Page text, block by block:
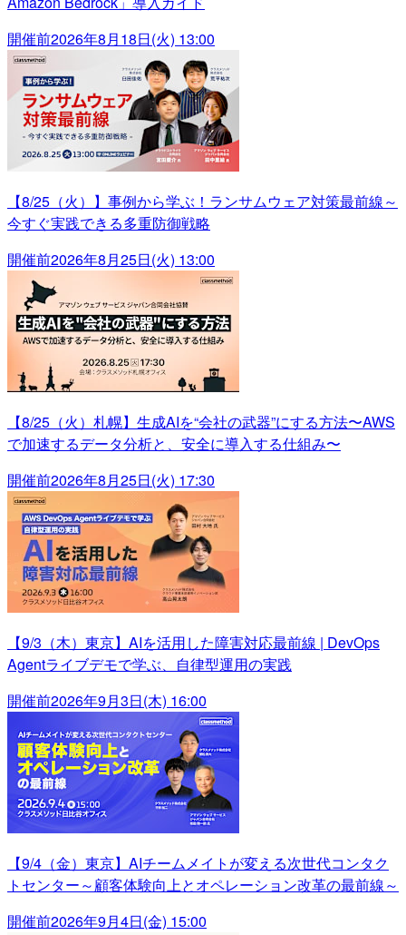
開催前2026年8月18日(火) 13:00
【8/25（火）】事例から学ぶ！ランサムウェア対策最前線～
今すぐ実践できる多重防御戦略
開催前2026年8月25日(火) 13:00
【8/25（火）札幌】生成AIを“会社の武器”にする方法〜AWS
で加速するデータ分析と、安全に導入する仕組み〜
開催前2026年8月25日(火) 17:30
【9/3（木）東京】AIを活用した障害対応最前線 | DevOps
Agentライブデモで学ぶ、自律型運用の実践
開催前2026年9月3日(木) 16:00
【9/4（金）東京】AIチームメイトが変える次世代コンタク
トセンター～顧客体験向上とオペレーション改革の最前線～
開催前2026年9月4日(金) 15:00